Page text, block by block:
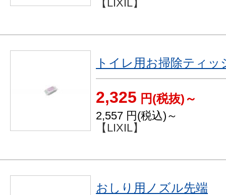
【LIXIL】
トイレ用お掃除ティッ
2,325 円(税抜)～
2,557 円(税込)～
【LIXIL】
おしり用ノズル先端